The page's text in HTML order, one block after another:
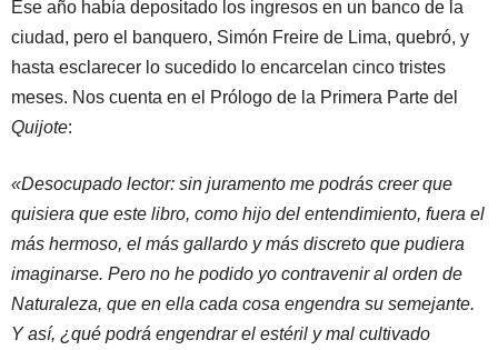
Ese año había depositado los ingresos en un banco de la
ciudad, pero el banquero, Simón Freire de Lima, quebró, y
hasta esclarecer lo sucedido lo encarcelan cinco tristes
meses. Nos cuenta en el Prólogo de la Primera Parte del
Quijote:
«Desocupado lector: sin juramento me podrás creer que
quisiera que este libro, como hijo del entendimiento, fuera el
más hermoso, el más gallardo y más discreto que pudiera
imaginarse. Pero no he podido yo contravenir al orden de
Naturaleza, que en ella cada cosa engendra su semejante.
Y así, ¿qué podrá engendrar el estéril y mal cultivado